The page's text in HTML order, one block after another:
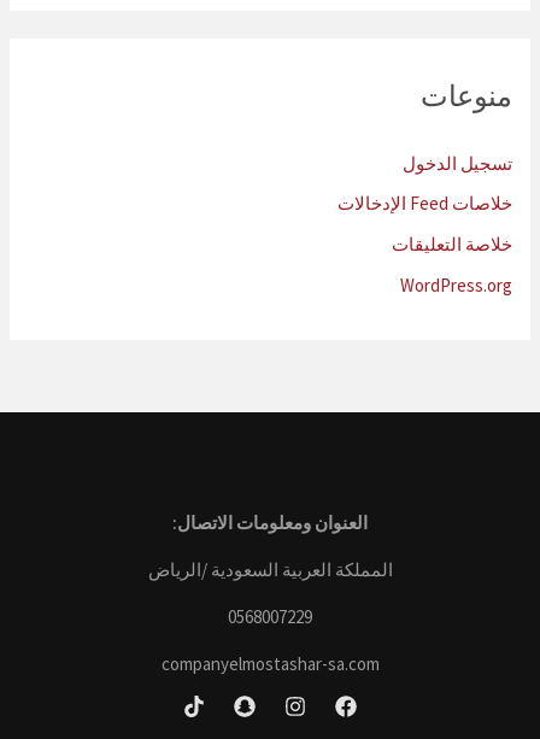
منوعات
تسجيل الدخول
خلاصات Feed الإدخالات
خلاصة التعليقات
WordPress.org
العنوان ومعلومات الاتصال:
المملكة العربية السعودية /الرياض
0568007229
companyelmostashar-sa.com